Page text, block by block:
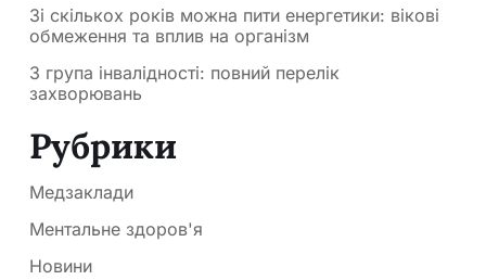
Зі скількох років можна пити енергетики: вікові
обмеження та вплив на організм
3 група інвалідності: повний перелік
захворювань
Рубрики
Медзаклади
Ментальне здоров'я
Новини